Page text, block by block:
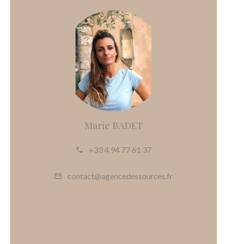
Marie BADET
+33 4 94 77 61 37
contact@agencedessources.fr